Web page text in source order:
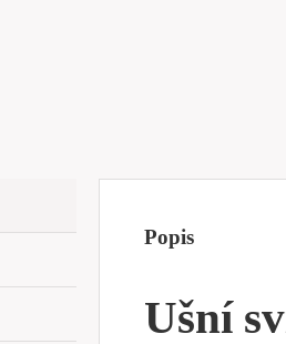
Popis
Ušní